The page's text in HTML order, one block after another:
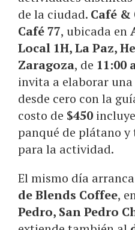
de la ciudad. Café &
Café 77, ubicada en
Local 1H, La Paz,
Zaragoza, de 11:00
invita a elaborar
desde cero con la
costo de $450
panqué de plátano
para la actividad.
El mismo día
de Blends Coffee,
Pedro, San Pedro